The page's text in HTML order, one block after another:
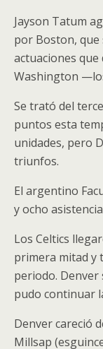
Jayson Tatum
por Boston, que
actuaciones
Washington
Se trató del
puntos esta
unidades, pero
triunfos.
El argentino
y ocho
Los Celtics
primera mitad y
periodo. Denver
pudo continuar
Denver careció
Millsap